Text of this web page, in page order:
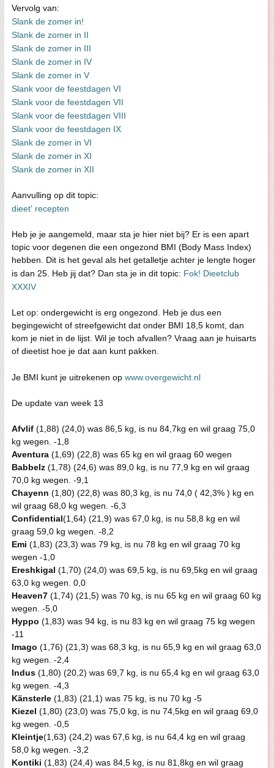
Vervolg van:
Slank de zomer in!
Slank de zomer in II
Slank de zomer in III
Slank de zomer in IV
Slank de zomer in V
Slank voor de feestdagen VI
Slank voor de feestdagen VII
Slank voor de feestdagen VIII
Slank voor de feestdagen IX
Slank de zomer in VI
Slank de zomer in XI
Slank de zomer in XII
Aanvulling op dit topic:
dieet' recepten
Heb je je aangemeld, maar sta je hier niet bij? Er is een apart
topic voor degenen die een ongezond BMI (Body Mass Index)
hebben. Dit is het geval als het getalletje achter je lengte hoger
is dan 25. Heb jij dat? Dan sta je in dit topic: Fok! Dieetclub
XXXIV
Let op: ondergewicht is erg ongezond. Heb je dus een
begingewicht of streefgewicht dat onder BMI 18,5 komt, dan
kom je niet in de lijst. Wil je toch afvallen? Vraag aan je huisarts
of dieetist hoe je dat aan kunt pakken.
Je BMI kunt je uitrekenen op www.overgewicht.nl
De update van week 13
Afvlif (1,88) (24,0) was 86,5 kg, is nu 84,7kg en wil graag 75,0
kg wegen. -1,8
Aventura (1,69) (22,8) was 65 kg en wil graag 60 wegen
Babbelz (1,78) (24,6) was 89,0 kg, is nu 77,9 kg en wil graag
70,0 kg wegen. -9,1
Chayenn (1,80) (22,8) was 80,3 kg, is nu 74,0 ( 42,3% ) kg en
wil graag 68,0 kg wegen. -6,3
Confidential(1,64) (21,9) was 67,0 kg, is nu 58,8 kg en wil
graag 59,0 kg wegen. -8,2
Emi (1,83) (23,3) was 79 kg, is nu 78 kg en wil graag 70 kg
wegen -1,0
Ereshkigal (1,70) (24,0) was 69,5 kg, is nu 69,5kg en wil graag
63,0 kg wegen. 0,0
Heaven7 (1,74) (21,5) was 70 kg, is nu 65 kg en wil graag 60 kg
wegen. -5,0
Hyppo (1,83) was 94 kg, is nu 83 kg en wil graag 75 kg wegen
-11
Imago (1,76) (21,3) was 68,3 kg, is nu 65,9 kg en wil graag 63,0
kg wegen. -2,4
Indus (1,80) (20,2) was 69,7 kg, is nu 65,4 kg en wil graag 63,0
kg wegen. -4,3
Känsterle (1,83) (21,1) was 75 kg, is nu 70 kg -5
Kiezel (1,80) (23,0) was 75,0 kg, is nu 74,5kg en wil graag 69,0
kg wegen. -0,5
Kleintje(1,63) (24,2) was 67,6 kg, is nu 64,4 kg en wil graag
58,0 kg wegen. -3,2
Kontiki (1,83) (24,4) was 84,5 kg, is nu 81,8kg en wil graag